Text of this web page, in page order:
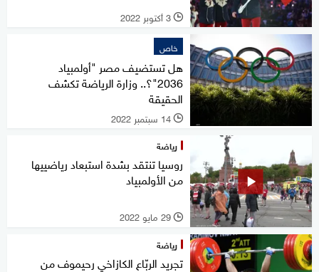
l 3 أكتوبر 2022
خاص
هل تستضيف مصر "أولمبياد
2036"؟.. وزارة الرياضة تكشف
الحقيقة
l 14 سبتمبر 2022
رياضة
روسيا تنتقد بشدة استبعاد رياضييها
من الأولمبياد
l 29 مايو 2022
رياضة
تجريد الربّاع الكازاخي رحيموف من